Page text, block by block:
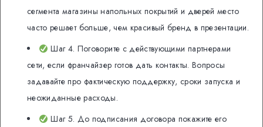
сегмента магазины напольных покрытий и дверей место
часто решает больше, чем красивый бренд в презентации.
Шаг 4. Поговорите с действующими партнерами
сети, если франчайзер готов дать контакты. Вопросы
задавайте про фактическую поддержку, сроки запуска и
неожиданные расходы.
Шаг 5. До подписания договора покажите его